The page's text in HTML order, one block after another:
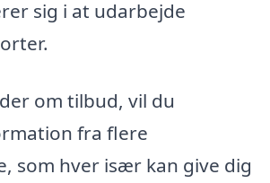
sig i at udarbejde
om tilbud, vil du
fra flere
som hver især kan give dig